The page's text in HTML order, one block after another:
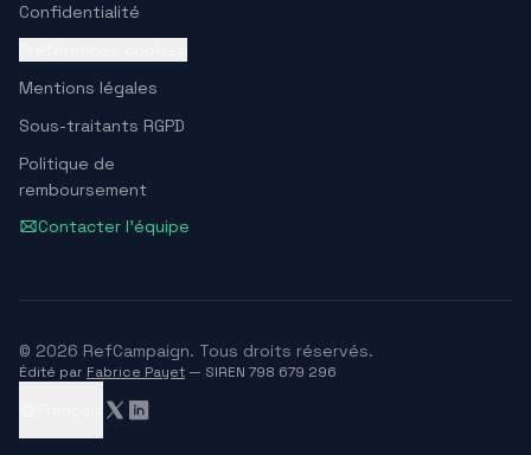
Confidentialité
Mentions légales
Sous-traitants RGPD
Politique de
remboursement
Contacter l'équipe
© 2026 RefCampaign. Tous droits réservés.
Édité par Fabrice Payet — SIREN 798 679 296